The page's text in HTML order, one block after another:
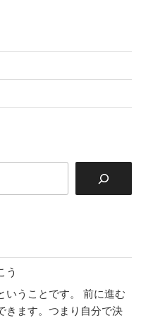
う
いうことです。 前に進む
きます。つまり自分で決